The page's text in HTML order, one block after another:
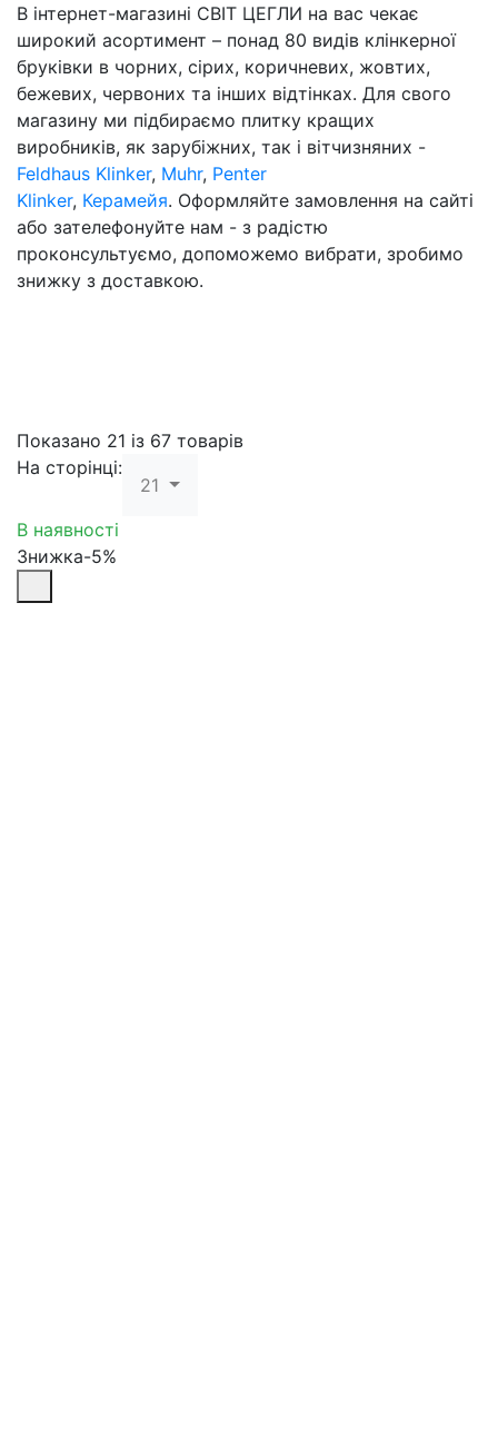
В інтернет-магазині СВІТ ЦЕГЛИ на вас чекає
широкий асортимент – понад 80 видів клінкерної
бруківки в чорних, сірих, коричневих, жовтих,
бежевих, червоних та інших відтінках. Для свого
магазину ми підбираємо плитку кращих
виробників, як зарубіжних, так і вітчизняних -
Feldhaus Klinker, Muhr, Penter
Klinker, Керамейя. Оформляйте замовлення на сайті
або зателефонуйте нам - з радістю
проконсультуємо, допоможемо вибрати, зробимо
знижку з доставкою.
Показано 21 із 67 товарів
На сторінці:
21
В наявності
Знижка-5%